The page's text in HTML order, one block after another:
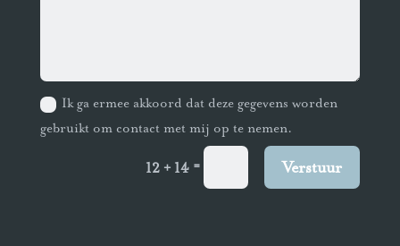
Ik ga ermee akkoord dat deze gegevens worden
gebruikt om contact met mij op te nemen.
12 + 14 = Verstuur